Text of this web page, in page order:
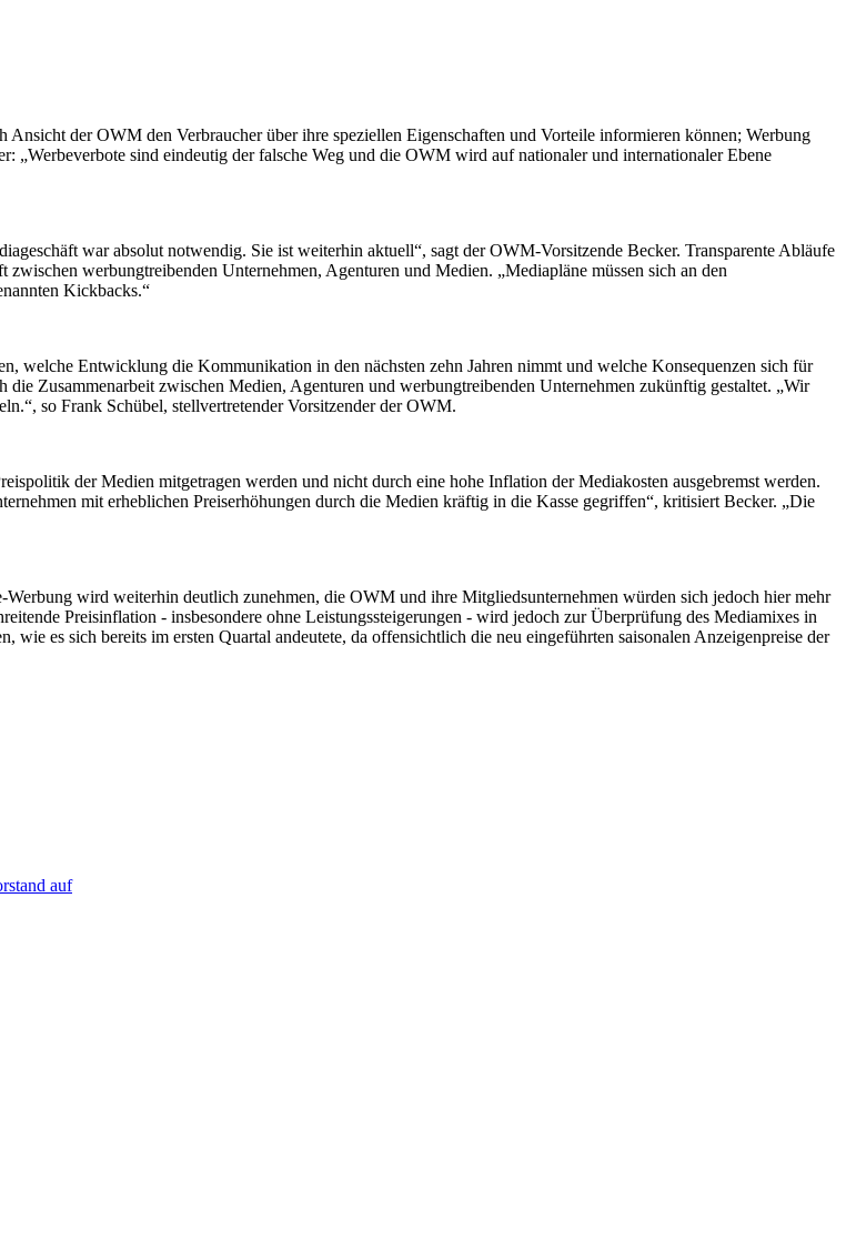
der OWM den Verbraucher über ihre speziellen Eigenschaften und Vorteile informieren können; Werbung
sind eindeutig der falsche Weg und die OWM wird auf nationaler und internationaler Ebene
war absolut notwendig. Sie ist weiterhin aktuell“, sagt der OWM-Vorsitzende Becker. Transparente Abläufe
werbungtreibenden Unternehmen, Agenturen und Medien. „Mediapläne müssen sich an den
Kickbacks.“
Entwicklung die Kommunikation in den nächsten zehn Jahren nimmt und welche Konsequenzen sich für
Zusammenarbeit zwischen Medien, Agenturen und werbungtreibenden Unternehmen zukünftig gestaltet. „Wir
so Frank Schübel, stellvertretender Vorsitzender der OWM.
der Medien mitgetragen werden und nicht durch eine hohe Inflation der Mediakosten ausgebremst werden.
mit erheblichen Preiserhöhungen durch die Medien kräftig in die Kasse gegriffen“, kritisiert Becker. „Die
wird weiterhin deutlich zunehmen, die OWM und ihre Mitgliedsunternehmen würden sich jedoch hier mehr
Preisinflation - insbesondere ohne Leistungssteigerungen - wird jedoch zur Überprüfung des Mediamixes in
es sich bereits im ersten Quartal andeutete, da offensichtlich die neu eingeführten saisonalen Anzeigenpreise der
auf